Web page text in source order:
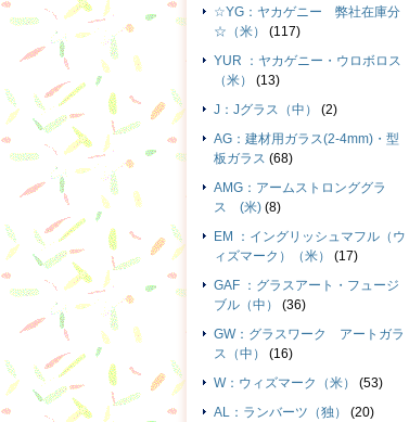
☆YG：ヤカゲニー 弊社在庫分
☆（米）
(117)
YUR ：ヤカゲニー・ウロボロス
（米）
(13)
J：Jグラス（中）
(2)
AG：建材用ガラス(2-4mm)・型
板ガラス (68)
AMG：アームストロンググラ
ス (米) (8)
EM ：イングリッシュマフル（ウ
ィズマーク）（米）
(17)
GAF ：グラスアート・フュージ
ブル（中）
(36)
GW：グラスワーク アートガラ
ス（中）
(16)
W：ウィズマーク（米）
(53)
AL：ランバーツ（独）
(20)